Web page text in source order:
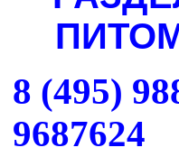
8 (495)
9687624